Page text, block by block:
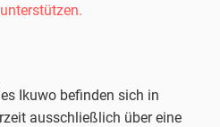
Ikuwo befinden sich in
ausschließlich über eine